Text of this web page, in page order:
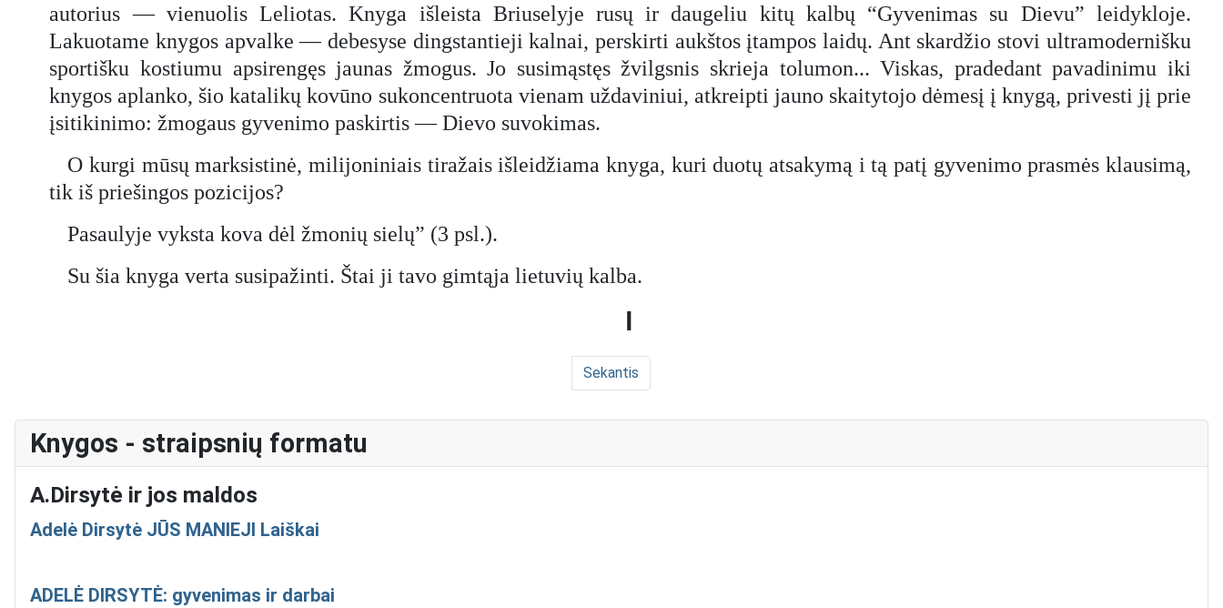
autorius — vienuolis Leliotas. Knyga išleista Briuselyje rusų ir daugeliu kitų kalbų “Gyvenimas su Dievu” leidykloje.
Lakuotame knygos apvalke — debesyse dingstantieji kalnai, perskirti aukštos įtampos laidų. Ant skardžio stovi ultramodernišku
sportišku kostiumu apsirengęs jaunas žmogus. Jo susimąstęs žvilgsnis skrieja tolumon... Viskas, pradedant pavadinimu iki
knygos aplanko, šio katalikų kovūno sukoncentruota vienam uždaviniui, atkreipti jauno skaitytojo dėmesį į knygą, privesti jį prie
įsitikinimo: žmogaus gyvenimo paskirtis — Dievo suvokimas.
O kurgi mūsų marksistinė, milijoniniais tiražais išleidžiama knyga, kuri duotų atsakymą i tą patį gyvenimo prasmės klausimą,
tik iš priešingos pozicijos?
Pasaulyje vyksta kova dėl žmonių sielų” (3 psl.).
Su šia knyga verta susipažinti. Štai ji tavo gimtąja lietuvių kalba.
I
Sekantis
Knygos - straipsnių formatu
A.Dirsytė ir jos maldos
Adelė Dirsytė JŪS MANIEJI Laiškai
ADELĖ DIRSYTĖ: gyvenimas ir darbai